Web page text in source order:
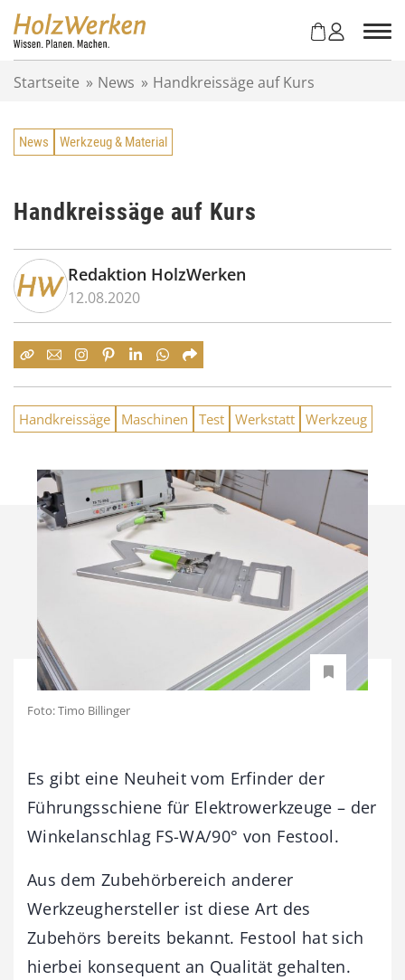
Startseite » News » Handkreissäge auf Kurs
News Werkzeug & Material
Handkreissäge auf Kurs
Redaktion HolzWerken
12.08.2020
Handkreissäge Maschinen Test Werkstatt Werkzeug
Foto: Timo Billinger
Es gibt eine Neuheit vom Erfinder der
Führungsschiene für Elektrowerkzeuge – der
Winkelanschlag FS-WA/90° von Festool.
Aus dem Zubehörbereich anderer
Werkzeughersteller ist diese Art des
Zubehörs bereits bekannt. Festool hat sich
hierbei konsequent an Qualität gehalten.